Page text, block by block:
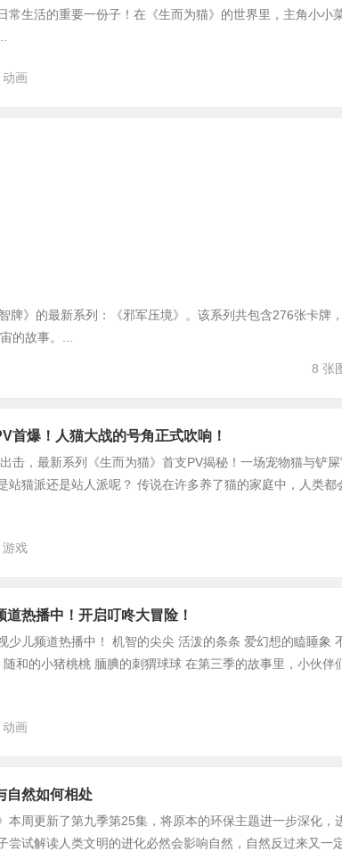
常生活的重要一份子！在《生而为猫》的世界里，主角小小
动画
牌》的最新系列：《邪军压境》。该系列共包含276张卡牌
的故事。...
8 张
首爆！人猫大战的号角正式吹响！
击，最新系列《生而为猫》首支PV揭秘！一场宠物猫与铲屎
站猫派还是站人派呢？ 传说在许多养了猫的家庭中，人类都
游戏
道热播中！开启叮咚大冒险！
少儿频道热播中！ 机智的尖尖 活泼的条条 爱幻想的瞌睡象
和的小猪桃桃 腼腆的刺猬球球 在第三季的故事里，小伙伴
动画
自然如何相处
本周更新了第九季第25集，将原本的环保主题进一步深化，
尝试解读人类文明的进化必然会影响自然，自然反过来又一